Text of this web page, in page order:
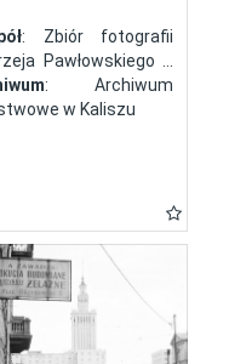
: Zbiór fotografii
Pawłowskiego z
: Archiwum
w Kaliszu